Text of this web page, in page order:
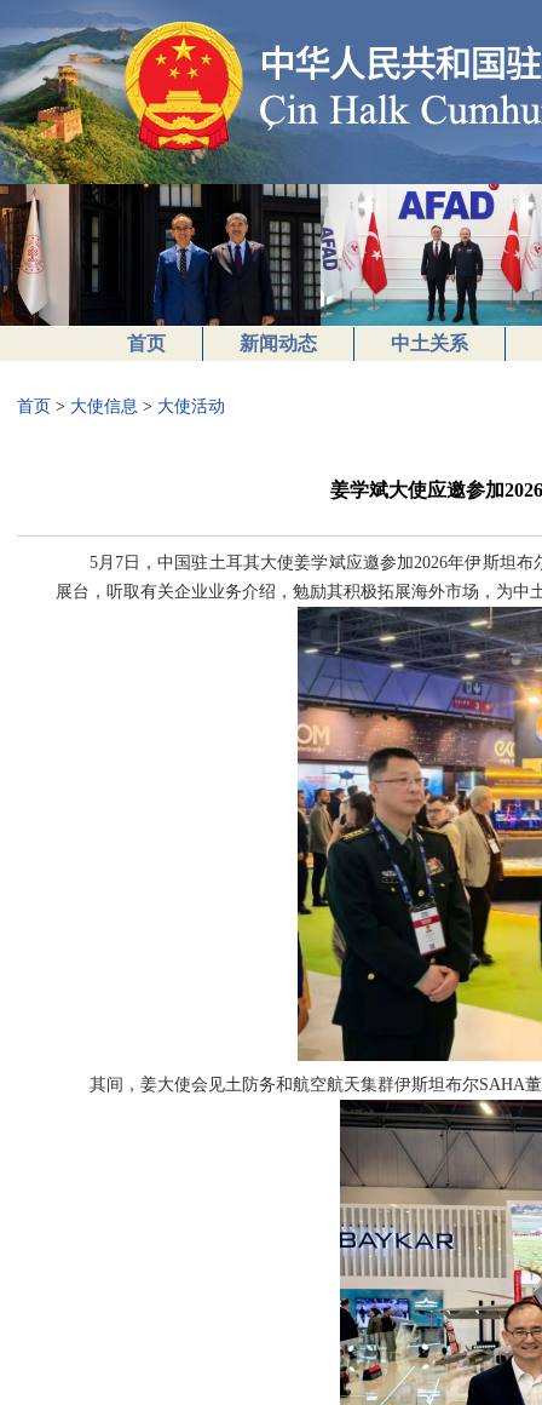
首页 新闻动态 中土关系
首页 > 大使信息 > 大使活动
姜学斌大使应邀参加
5月7日，中国驻土耳其大使姜学斌应邀参加2026年伊斯坦布
展台，听取有关企业业务介绍，勉励其积极拓展海外市场，为中
其间，姜大使会见土防务和航空航天集群伊斯坦布尔SAHA